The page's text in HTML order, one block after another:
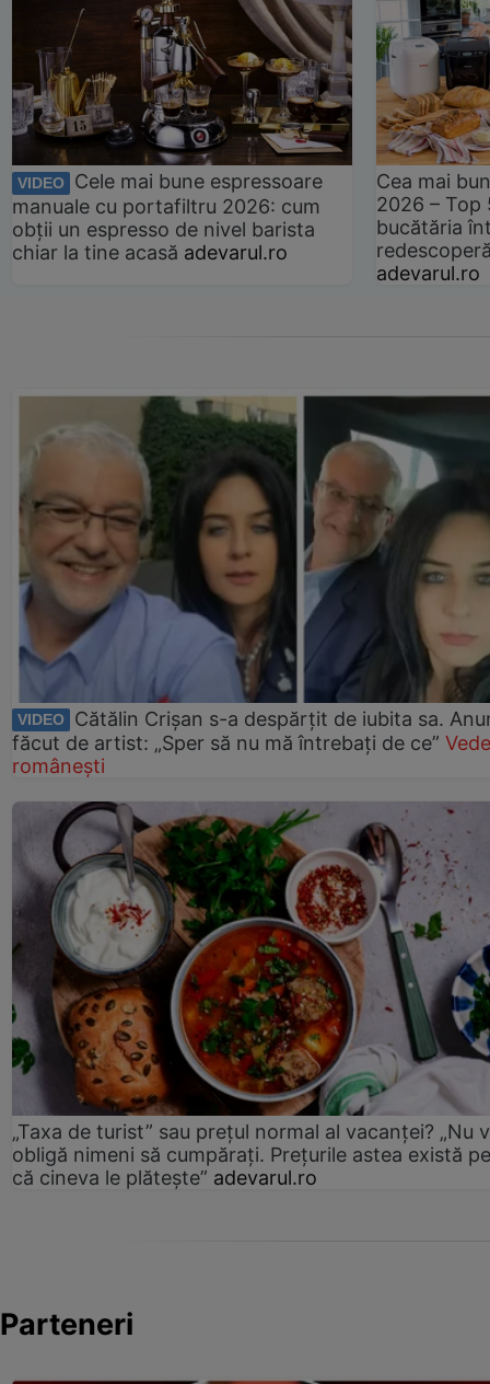
VIDEO
Cele mai bune espressoare
manuale cu portafiltru 2026: cum
obții un espresso de nivel barista
chiar la tine acasă adevarul.ro
Cea mai
2026 –
bucătăria
adevarul.ro
VIDEO
Cătălin Crișan s-a despărțit de iubita sa.
făcut de artist: „Sper să nu mă întrebați de ce”
românești
„Taxa de turist” sau prețul normal al vacanței? „Nu
obligă nimeni să cumpărați. Prețurile astea există
că cineva le plătește” adevarul.ro
Parteneri